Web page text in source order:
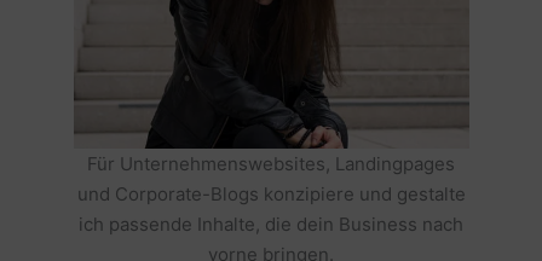
Für Unternehmenswebsites, Landingpages
und Corporate-Blogs konzipiere und gestalte
ich passende Inhalte, die dein Business nach
vorne bringen.